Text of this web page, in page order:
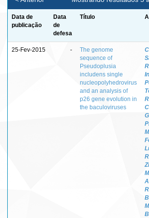
Data de
publicação
Data
de
defesa
Título
25-Fev-2015 -
The genome
sequence of
Pseudoplusia
includens single
nucleopolyhedrovirus
and an analysis of
p26 gene evolution in
the baculoviruses